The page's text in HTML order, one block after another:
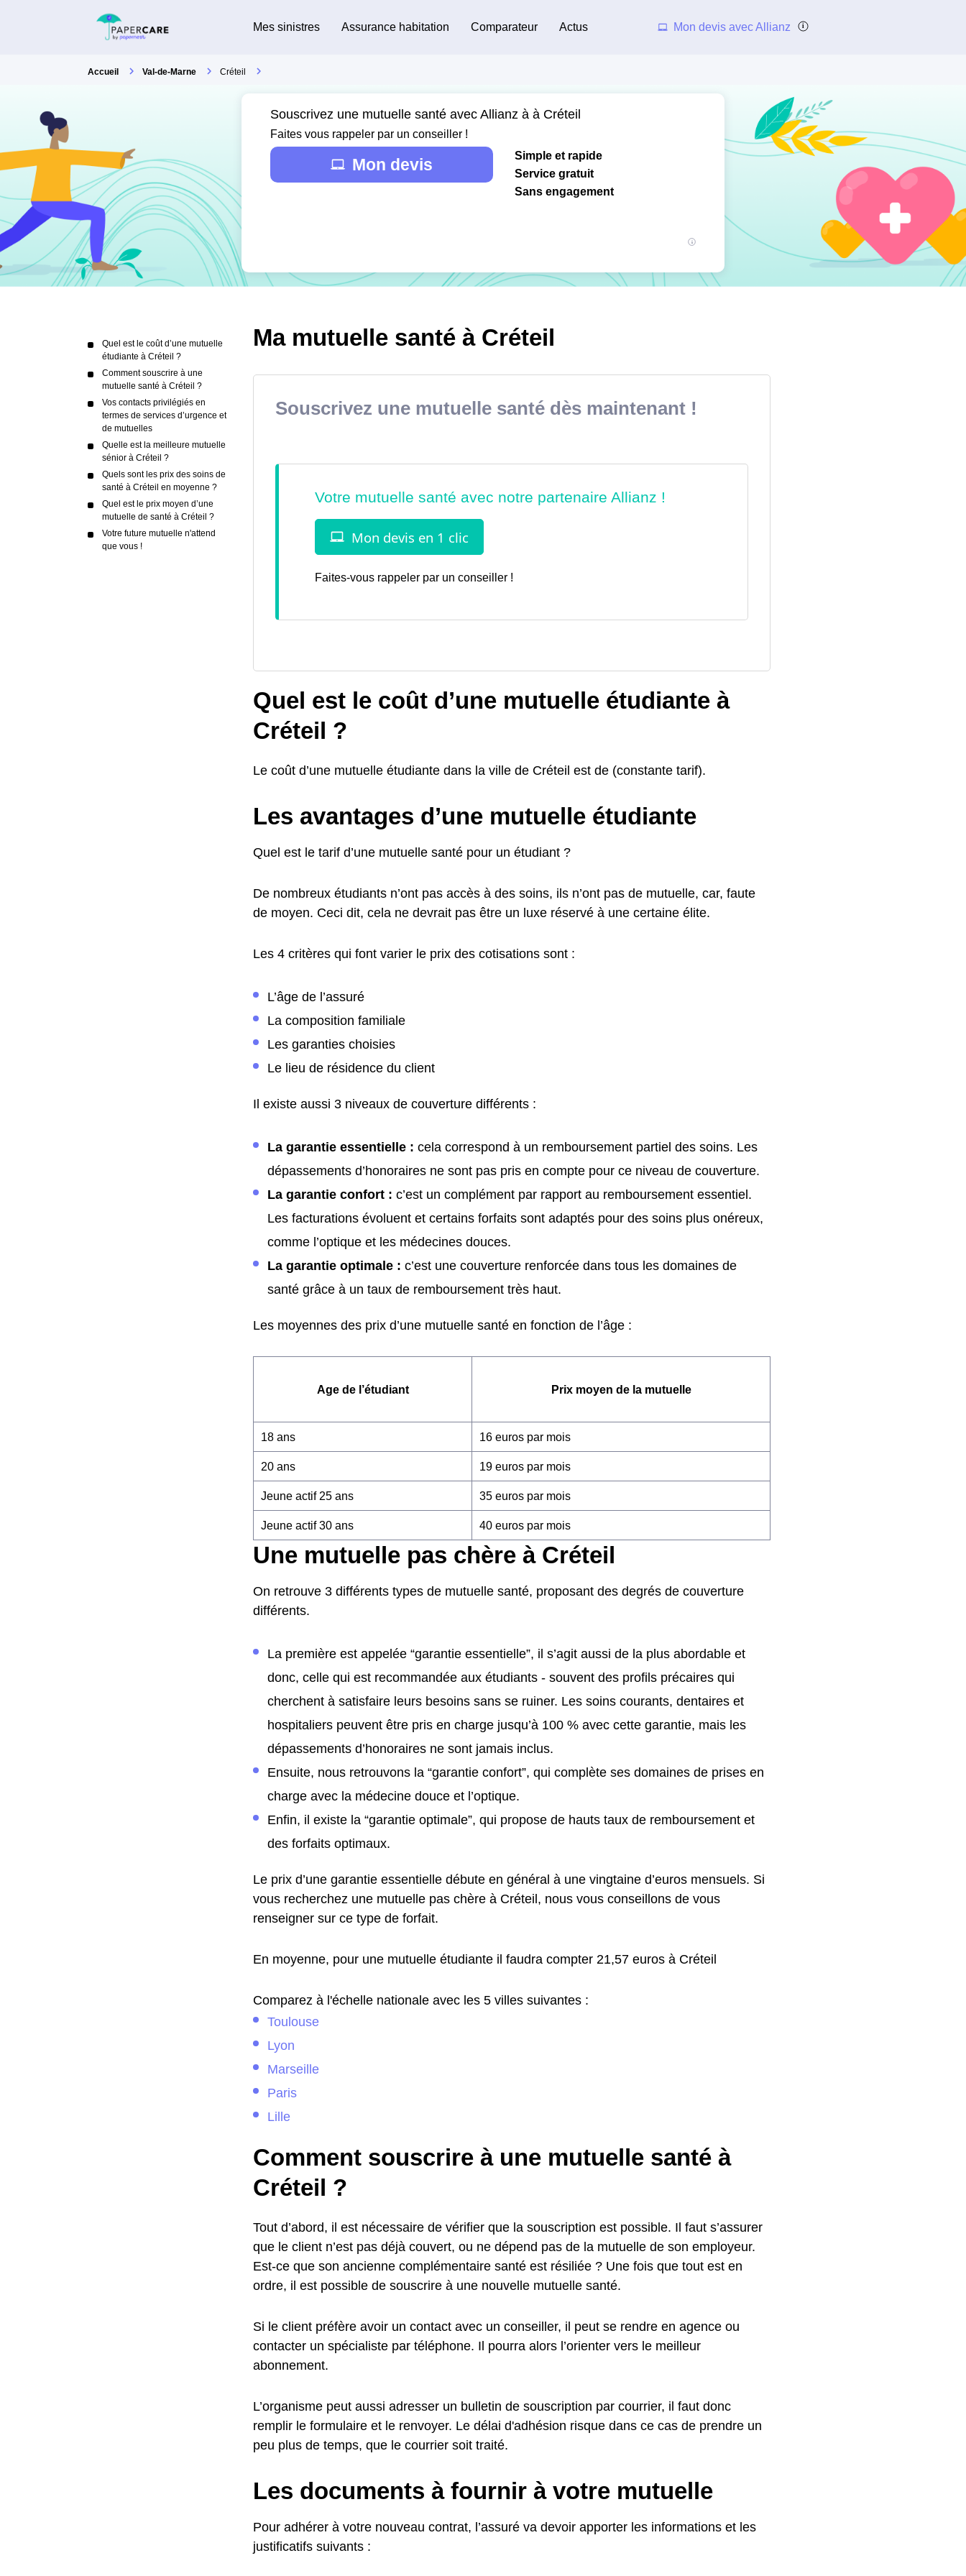
Mes sinistres Assurance habitation Comparateur Actus Mon devis avec Allianz
Accueil Val-de-Marne Créteil
Souscrivez une mutuelle santé avec Allianz à à Créteil
Faites vous rappeler par un conseiller !
Mon devis
Simple et rapide
Service gratuit
Sans engagement
Quel est le coût d’une mutuelle
étudiante à Créteil ?
Comment souscrire à une
mutuelle santé à Créteil ?
Vos contacts privilégiés en
termes de services d’urgence et
de mutuelles
Quelle est la meilleure mutuelle
sénior à Créteil ?
Quels sont les prix des soins de
santé à Créteil en moyenne ?
Quel est le prix moyen d’une
mutuelle de santé à Créteil ?
Votre future mutuelle n'attend
que vous !
Ma mutuelle santé à Créteil
Souscrivez une mutuelle santé dès maintenant !
Faites-vous rappeler par un conseiller !
Quel est le coût d’une mutuelle étudiante à
Créteil ?
Le coût d’une mutuelle étudiante dans la ville de Créteil est de (constante tarif).
Les avantages d’une mutuelle étudiante
Quel est le tarif d’une mutuelle santé pour un étudiant ?
De nombreux étudiants n’ont pas accès à des soins, ils n’ont pas de mutuelle, car, faute
de moyen. Ceci dit, cela ne devrait pas être un luxe réservé à une certaine élite.
Les 4 critères qui font varier le prix des cotisations sont :
L’âge de l’assuré
La composition familiale
Les garanties choisies
Le lieu de résidence du client
Il existe aussi 3 niveaux de couverture différents :
La garantie essentielle : cela correspond à un remboursement partiel des soins. Les
dépassements d’honoraires ne sont pas pris en compte pour ce niveau de couverture.
La garantie confort : c’est un complément par rapport au remboursement essentiel.
Les facturations évoluent et certains forfaits sont adaptés pour des soins plus onéreux,
comme l’optique et les médecines douces.
La garantie optimale : c’est une couverture renforcée dans tous les domaines de
santé grâce à un taux de remboursement très haut.
Les moyennes des prix d’une mutuelle santé en fonction de l’âge :
Age de l’étudiant Prix moyen de la mutuelle
18 ans 16 euros par mois
20 ans 19 euros par mois
Jeune actif 25 ans 35 euros par mois
Jeune actif 30 ans 40 euros par mois
Une mutuelle pas chère à Créteil
On retrouve 3 différents types de mutuelle santé, proposant des degrés de couverture
différents.
La première est appelée “garantie essentielle”, il s’agit aussi de la plus abordable et
donc, celle qui est recommandée aux étudiants - souvent des profils précaires qui
cherchent à satisfaire leurs besoins sans se ruiner. Les soins courants, dentaires et
hospitaliers peuvent être pris en charge jusqu’à 100 % avec cette garantie, mais les
dépassements d’honoraires ne sont jamais inclus.
Ensuite, nous retrouvons la “garantie confort”, qui complète ses domaines de prises en
charge avec la médecine douce et l’optique.
Enfin, il existe la “garantie optimale”, qui propose de hauts taux de remboursement et
des forfaits optimaux.
Le prix d’une garantie essentielle débute en général à une vingtaine d’euros mensuels. Si
vous recherchez une mutuelle pas chère à Créteil, nous vous conseillons de vous
renseigner sur ce type de forfait.
En moyenne, pour une mutuelle étudiante il faudra compter 21,57 euros à Créteil
Comparez à l'échelle nationale avec les 5 villes suivantes :
Toulouse
Lyon
Marseille
Paris
Lille
Comment souscrire à une mutuelle santé à
Créteil ?
Tout d’abord, il est nécessaire de vérifier que la souscription est possible. Il faut s’assurer
que le client n’est pas déjà couvert, ou ne dépend pas de la mutuelle de son employeur.
Est-ce que son ancienne complémentaire santé est résiliée ? Une fois que tout est en
ordre, il est possible de souscrire à une nouvelle mutuelle santé.
Si le client préfère avoir un contact avec un conseiller, il peut se rendre en agence ou
contacter un spécialiste par téléphone. Il pourra alors l’orienter vers le meilleur
abonnement.
L’organisme peut aussi adresser un bulletin de souscription par courrier, il faut donc
remplir le formulaire et le renvoyer. Le délai d'adhésion risque dans ce cas de prendre un
peu plus de temps, que le courrier soit traité.
Les documents à fournir à votre mutuelle
Pour adhérer à votre nouveau contrat, l’assuré va devoir apporter les informations et les
justificatifs suivants :